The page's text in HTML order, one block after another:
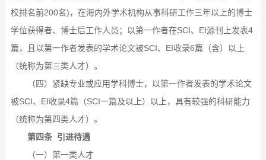
校排名前200名)，在海内外学术机构从事科研工作三年以上的博士
学位获得者、博士后工作人员；以第一作者在SCI、EI源刊上发表4
篇，且以第一作者发表的学术论文被SCI、EI收录6篇（含）以上
（统称为第三类人才）。
（四）紧缺专业或应用学科博士，以第一作者发表的学术论文
被SCI、EI收录4篇（SCI一篇及以上）以上，具有较强的科研能力
（统称为第四类人才）。
第四条 引进待遇
（一）第一类人才